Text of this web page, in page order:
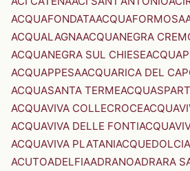
ACQUAFONDATAACQUAFORMOSA
ACQUALAGNAACQUANEGRA
ACQUANEGRA SUL CHIESE
ACQUAPPESAACQUARICA DEL
ACQUASANTA TERME
ACQUAVIVA COLLECROCE
ACQUAVIVA DELLE FONTI
ACQUAVIVA PLATANIACQUEDOLCI
ACUTOADELFIAADRANOADRARA